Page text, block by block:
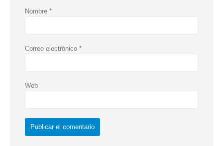
Nombre *
Correo electrónico *
Web